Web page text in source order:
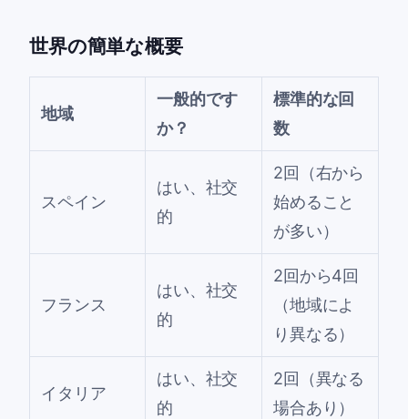
世界の簡単な概要
地域
一般的です
か？
標準的な回
数
スペイン
はい、社交
的
2回（右から
始めること
が多い）
フランス
はい、社交
的
2回から4回
（地域によ
り異なる）
イタリア
はい、社交
的
2回（異なる
場合あり）